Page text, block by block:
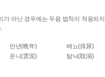
가 아닌 경우에는 두음 법칙이 적용되
만년(晩年)
배뇨(排尿)
운니(雲泥) 탐닉(耽溺)